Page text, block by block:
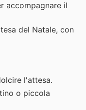
accompagnare il
del Natale, con
l'attesa.
o piccola